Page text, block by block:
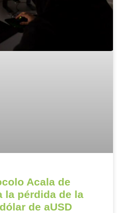
Acala de
la pérdida de la
de aUSD